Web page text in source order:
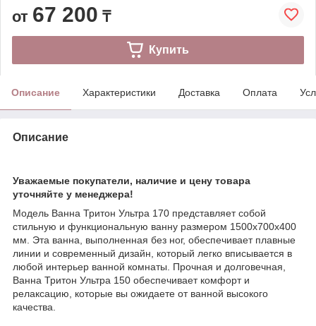
от 67 200 ₸
Купить
Описание Характеристики Доставка Оплата
Описание
Уважаемые покупатели, наличие и цену товара
уточняйте у менеджера!
Модель Ванна Тритон Ультра 170 представляет собой
стильную и функциональную ванну размером 1500x700x400
мм. Эта ванна, выполненная без ног, обеспечивает плавные
линии и современный дизайн, который легко вписывается в
любой интерьер ванной комнаты. Прочная и долговечная,
Ванна Тритон Ультра 150 обеспечивает комфорт и
релаксацию, которые вы ожидаете от ванной высокого
качества.